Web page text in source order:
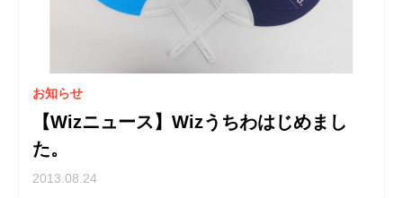
お知らせ
【Wizニュース】Wizうちわはじめまし
た。
2013.08.24